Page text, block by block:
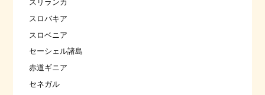
スリランカ
スロバキア
スロベニア
セーシェル諸島
赤道ギニア
セネガル